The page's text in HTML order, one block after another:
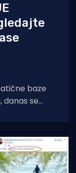
baze
danas se